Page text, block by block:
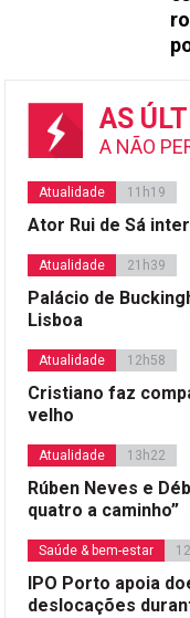
AS
A NÃO
Atualidade 11h19
Ator Rui de Sá
Atualidade 21h39
Palácio de
Lisboa
Atualidade 12h58
Cristiano faz
velho
Atualidade 13h22
Rúben Neves e
quatro a caminho”
Saúde & bem-estar
IPO Porto apoia
deslocações